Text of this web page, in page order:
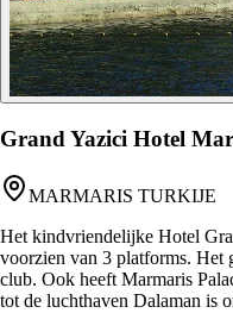
Grand Yazici Hotel
MARMARIS TURKIJE
Het kindvriendelijke Hotel
voorzien van 3 platforms. Het
club. Ook heeft Marmaris
tot de luchthaven Dalaman is